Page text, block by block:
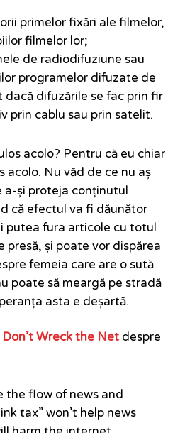
primelor fixări ale filmelor,
filmelor lor;
de radiodifuziune sau
programelor difuzate de
difuzările se fac prin fir
prin cablu sau prin satelit.
acolo? Pentru că eu chiar
acolo. Nu văd de ce nu aș
a-și proteja conținutul
că efectul va fi dăunător
putea fura articole cu totul
presă, și poate vor dispărea
femeia care are o sută
poate să meargă pe stradă
asta e deșartă.
Don’t Wreck the Net despre
the flow of news and
tax” won’t help news